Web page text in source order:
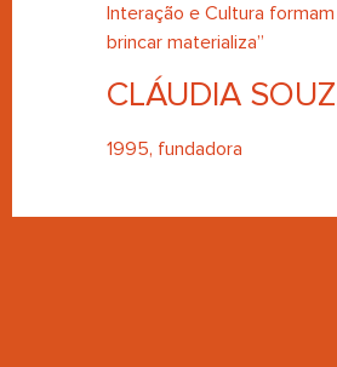
Interação e Cultura
brincar materializa”
CLÁUDIA
1995, fundadora